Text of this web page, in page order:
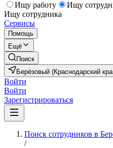
Ищу работу
Ищу
Ищу сотрудника
Сервисы
Помощь
Ещё
Поиск
Берёзовый (Краснодарский
Войти
Войти
Зарегистрироваться
Поиск сотрудников в
/